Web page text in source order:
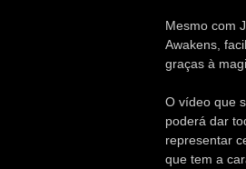
Mesmo com
Awakens,
graças à
O vídeo que
poderá dar
representar
que tem a